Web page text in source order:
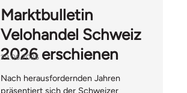
Marktbulletin
Velohandel Schweiz
2026 erschienen
29.06.2026
Nach herausfordernden Jahren
präsentiert sich der Schweizer